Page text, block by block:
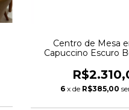
Centro de Mesa
Capuccino Escuro
6 x de R$385,00